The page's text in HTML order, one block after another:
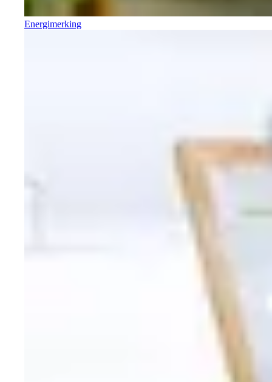
Energimerking